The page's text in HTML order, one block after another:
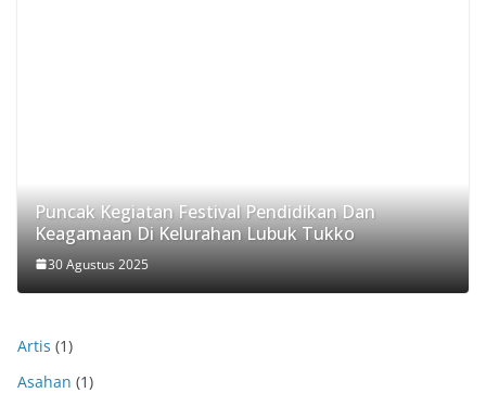
Puncak Kegiatan Festival Pendidikan Dan
Keagamaan Di Kelurahan Lubuk Tukko
30 Agustus 2025
Artis (1)
Asahan (1)